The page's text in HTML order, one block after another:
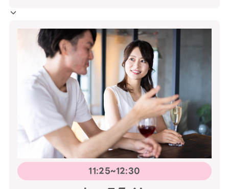
11:25~12:30